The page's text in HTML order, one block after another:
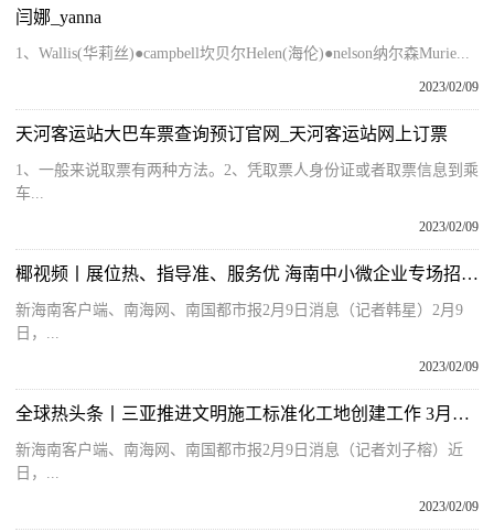
闫娜_yanna
1、Wallis(华莉丝)●campbell坎贝尔Helen(海伦)●nelson纳尔森Murie...
2023/02/09
天河客运站大巴车票查询预订官网_天河客运站网上订票
1、一般来说取票有两种方法。2、凭取票人身份证或者取票信息到乘
车...
2023/02/09
椰视频丨展位热、指导准、服务优 海南中小微企业专场招聘会成功举办
新海南客户端、南海网、南国都市报2月9日消息（记者韩星）2月9
日，...
2023/02/09
全球热头条丨三亚推进文明施工标准化工地创建工作 3月底前完成首批26个示范工地打造
新海南客户端、南海网、南国都市报2月9日消息（记者刘子榕）近
日，...
2023/02/09